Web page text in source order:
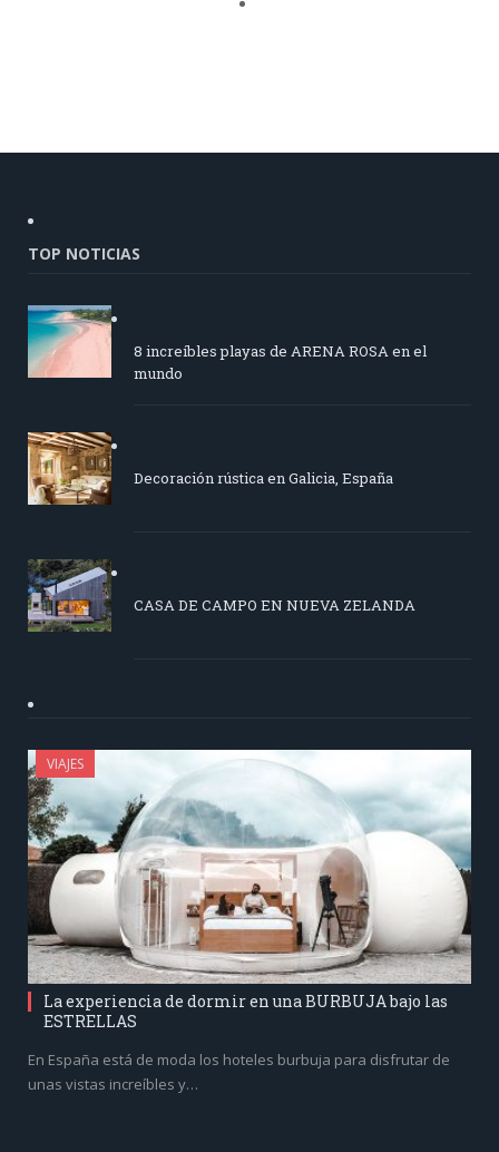
TOP NOTICIAS
8 increíbles playas de ARENA ROSA en el
mundo
Decoración rústica en Galicia, España
CASA DE CAMPO EN NUEVA ZELANDA
VIAJES
La experiencia de dormir en una BURBUJA bajo las
ESTRELLAS
En España está de moda los hoteles burbuja para disfrutar de
unas vistas increíbles y…